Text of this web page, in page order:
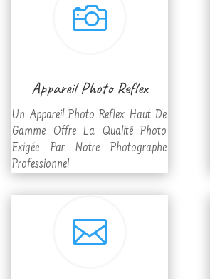

Appareil Photo Reflex
Un Appareil Photo Reflex Haut De
Gamme Offre La Qualité Photo
Exigée Par Notre Photographe
Professionnel
